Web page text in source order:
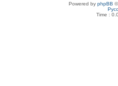
Powered by phpBB
Time :